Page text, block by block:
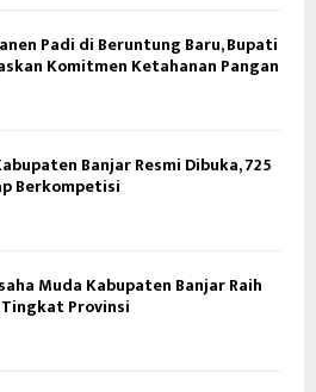
R
H
Padi di Beruntung Baru, Bupati
Komitmen Ketahanan Pangan
Banjar Resmi Dibuka, 725
Berkompetisi
Muda Kabupaten Banjar Raih
Provinsi